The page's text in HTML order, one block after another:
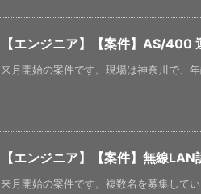
【エンジニア】【案件】AS/400
来月開始の案件です。現場は神奈川で、
【エンジニア】【案件】無線
来月開始の案件です。複数名を募集して